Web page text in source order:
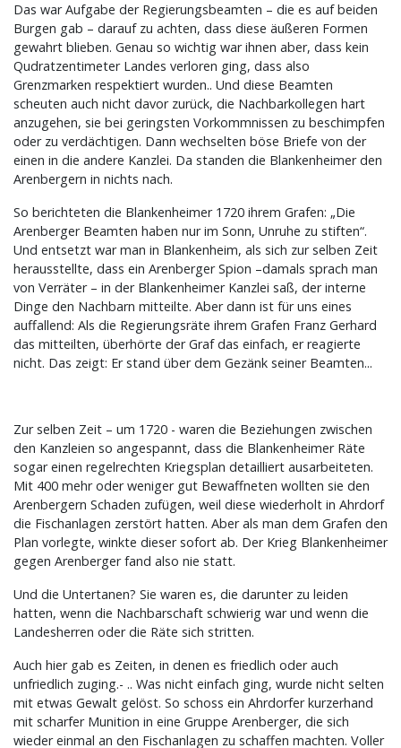
Das war Aufgabe der Regierungsbeamten – die es auf beiden
Burgen gab – darauf zu achten, dass diese äußeren Formen
gewahrt blieben. Genau so wichtig war ihnen aber, dass kein
Qudratzentimeter Landes verloren ging, dass also
Grenzmarken respektiert wurden.. Und diese Beamten
scheuten auch nicht davor zurück, die Nachbarkollegen hart
anzugehen, sie bei geringsten Vorkommnissen zu beschimpfen
oder zu verdächtigen. Dann wechselten böse Briefe von der
einen in die andere Kanzlei. Da standen die Blankenheimer den
Arenbergern in nichts nach.
So berichteten die Blankenheimer 1720 ihrem Grafen: „Die
Arenberger Beamten haben nur im Sonn, Unruhe zu stiften“.
Und entsetzt war man in Blankenheim, als sich zur selben Zeit
herausstellte, dass ein Arenberger Spion –damals sprach man
von Verräter – in der Blankenheimer Kanzlei saß, der interne
Dinge den Nachbarn mitteilte. Aber dann ist für uns eines
auffallend: Als die Regierungsräte ihrem Grafen Franz Gerhard
das mitteilten, überhörte der Graf das einfach, er reagierte
nicht. Das zeigt: Er stand über dem Gezänk seiner Beamten...
Zur selben Zeit – um 1720 - waren die Beziehungen zwischen
den Kanzleien so angespannt, dass die Blankenheimer Räte
sogar einen regelrechten Kriegsplan detailliert ausarbeiteten.
Mit 400 mehr oder weniger gut Bewaffneten wollten sie den
Arenbergern Schaden zufügen, weil diese wiederholt in Ahrdorf
die Fischanlagen zerstört hatten. Aber als man dem Grafen den
Plan vorlegte, winkte dieser sofort ab. Der Krieg Blankenheimer
gegen Arenberger fand also nie statt.
Und die Untertanen? Sie waren es, die darunter zu leiden
hatten, wenn die Nachbarschaft schwierig war und wenn die
Landesherren oder die Räte sich stritten.
Auch hier gab es Zeiten, in denen es friedlich oder auch
unfriedlich zuging.- .. Was nicht einfach ging, wurde nicht selten
mit etwas Gewalt gelöst. So schoss ein Ahrdorfer kurzerhand
mit scharfer Munition in eine Gruppe Arenberger, die sich
wieder einmal an den Fischanlagen zu schaffen machten. Voller